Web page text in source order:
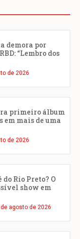
demora por
“Lembro dos
de 2026
primeiro álbum
em mais de uma
de 2026
Rio Preto? O
show em
de agosto de 2026